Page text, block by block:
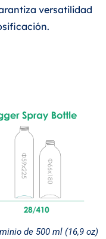
versatilidad
de 500 ml (16,9 oz)